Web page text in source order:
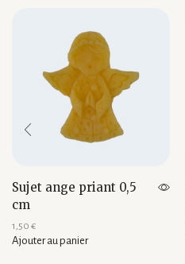
Sujet ange priant 0,5
cm
1,50 €
Ajouter au panier